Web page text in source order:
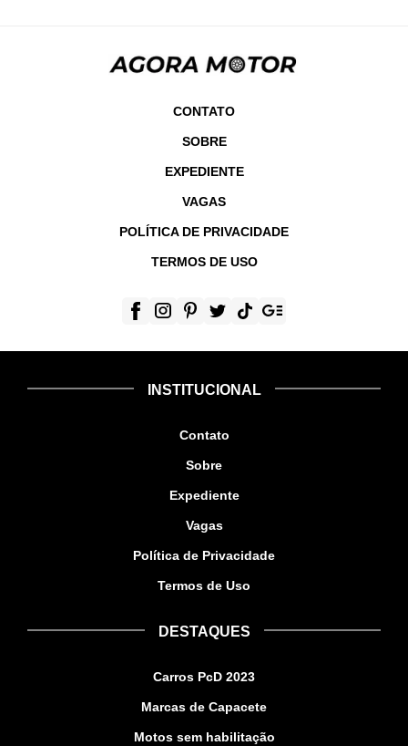
CONTATO
SOBRE
EXPEDIENTE
VAGAS
POLÍTICA DE PRIVACIDADE
TERMOS DE USO
INSTITUCIONAL
Contato
Sobre
Expediente
Vagas
Política de Privacidade
Termos de Uso
DESTAQUES
Carros PcD 2023
Marcas de Capacete
Motos sem habilitação